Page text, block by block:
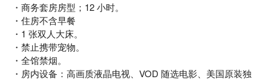
・商务套房房型；12 小时。
・住房不含早餐
・1 张双人大床。
・禁止携带宠物。
・全馆禁烟。
・房内设备：高画质液晶电视、VOD 随选电影、美国原装独